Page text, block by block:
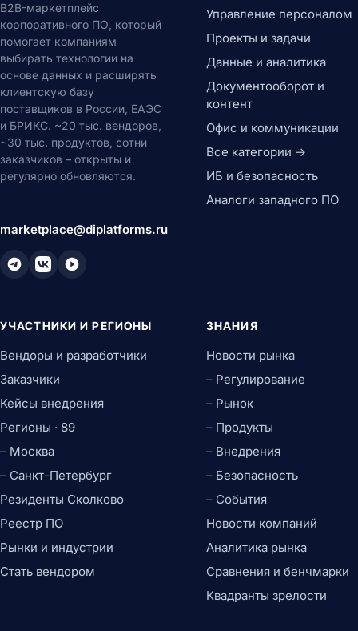
Обработка документов
Генерация документов
OCR системы
PDF-редакторы
Электронная подпись
Цифровые активы
DAM системы
Видеохостинг
CDN сети
Потоковое видео
Офисные пакеты
Текстовые процессоры
Электронные таблицы
Коммуникации
Календари
Корпоративные мессенджеры
Видеоконференции
Виртуальные доски
Корпоративные соцсети
Файлообменники
Веб-браузеры
Утилиты для браузеров
ИТ-инфраструктура
B2B-маркетплейс
корпоративного ПО, который
помогает компаниям
выбирать технологии на
основе данных и расширять
клиентскую базу
поставщиков в России, ЕАЭС
и БРИКС. ~20 тыс. вендоров,
~30 тыс. продуктов, сотни
заказчиков – открыты и
регулярно обновляются.
marketplace@diplatforms.ru
Управление персоналом
Проекты и задачи
Данные и аналитика
Документооборот и
контент
Офис и коммуникации
Все категории →
ИБ и безопасность
Аналоги западного ПО
УЧАСТНИКИ И РЕГИОНЫ
Вендоры и разработчики
Заказчики
Кейсы внедрения
Регионы · 89
– Москва
– Санкт-Петербург
Резиденты Сколково
Реестр ПО
Рынки и индустрии
Стать вендором
ЗНАНИЯ
Новости рынка
– Регулирование
– Рынок
– Продукты
– Внедрения
– Безопасность
– События
Новости компаний
Аналитика рынка
Сравнения и бенчмарки
Квадранты зрелости